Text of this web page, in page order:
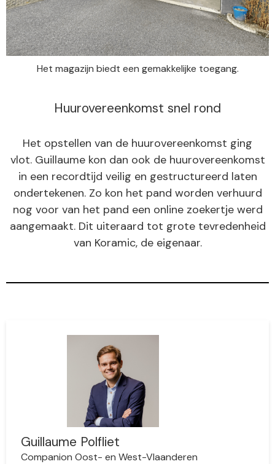
Het magazijn biedt een gemakkelijke toegang.
Huurovereenkomst snel rond
Het opstellen van de huurovereenkomst ging
vlot. Guillaume kon dan ook de huurovereenkomst
in een recordtijd veilig en gestructureerd laten
ondertekenen. Zo kon het pand worden verhuurd
nog voor van het pand een online zoekertje werd
aangemaakt. Dit uiteraard tot grote tevredenheid
van Koramic, de eigenaar.
Guillaume Polfliet
Companion Oost- en West-Vlaanderen